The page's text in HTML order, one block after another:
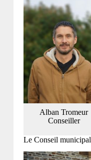
Alban Tromeur
Conseiller
Le Conseil municipal